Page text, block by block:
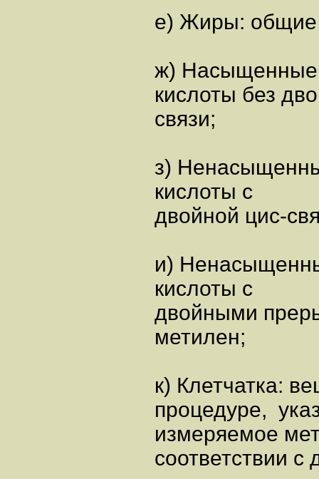
е) Жиры:
ж) Насыщенные
кислоты без
связи;
з)
кислоты с
двойной цис-
и)
кислоты с
двойными
метилен;
к) Клетчатка:
процедуре,
измеряемое
соответствии